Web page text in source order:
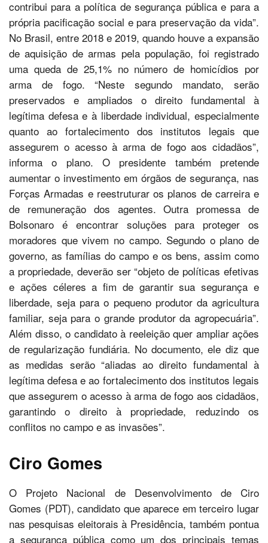
contribui para a política de segurança pública e para a
própria pacificação social e para preservação da vida”.
No Brasil, entre 2018 e 2019, quando houve a expansão
de aquisição de armas pela população, foi registrado
uma queda de 25,1% no número de homicídios por
arma de fogo. “Neste segundo mandato, serão
preservados e ampliados o direito fundamental à
legítima defesa e à liberdade individual, especialmente
quanto ao fortalecimento dos institutos legais que
assegurem o acesso à arma de fogo aos cidadãos”,
informa o plano. O presidente também pretende
aumentar o investimento em órgãos de segurança, nas
Forças Armadas e reestruturar os planos de carreira e
de remuneração dos agentes. Outra promessa de
Bolsonaro é encontrar soluções para proteger os
moradores que vivem no campo. Segundo o plano de
governo, as famílias do campo e os bens, assim como
a propriedade, deverão ser “objeto de políticas efetivas
e ações céleres a fim de garantir sua segurança e
liberdade, seja para o pequeno produtor da agricultura
familiar, seja para o grande produtor da agropecuária”.
Além disso, o candidato à reeleição quer ampliar ações
de regularização fundiária. No documento, ele diz que
as medidas serão “aliadas ao direito fundamental à
legítima defesa e ao fortalecimento dos institutos legais
que assegurem o acesso à arma de fogo aos cidadãos,
garantindo o direito à propriedade, reduzindo os
conflitos no campo e as invasões”.
Ciro Gomes
O Projeto Nacional de Desenvolvimento de Ciro
Gomes (PDT), candidato que aparece em terceiro lugar
nas pesquisas eleitorais à Presidência, também pontua
a segurança pública como um dos principais temas